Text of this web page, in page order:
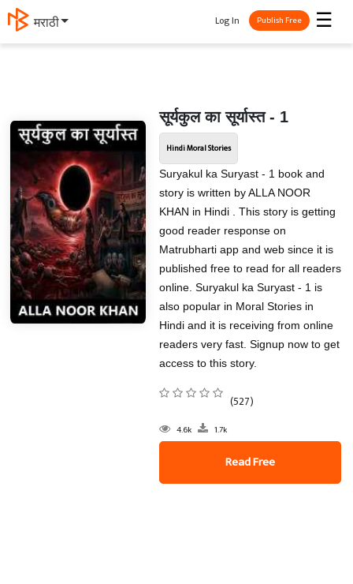
मराठी ☰
Log In Publish Free
सूर्यकुल का सूर्यास्त - 1
Hindi Moral Stories
Suryakul ka Suryast - 1 book and
story is written by ALLA NOOR
KHAN in Hindi . This story is getting
good reader response on
Matrubharti app and web since it is
published free to read for all readers
online. Suryakul ka Suryast - 1 is
also popular in Moral Stories in
Hindi and it is receiving from online
readers very fast. Signup now to get
access to this story.
(527)
4.6k 1.7k
Read Free